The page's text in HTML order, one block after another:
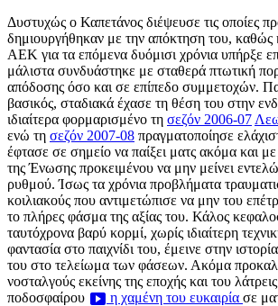
Δυστυχώς ο Καπετάνος διέψευσε τις οποίες
δημιουργήθηκαν με την απόκτηση του, καθώς
ΑΕΚ για τα επόμενα δυόμισι χρόνια υπήρξε
μάλιστα συνδυάστηκε με σταθερά πτωτική
απόδοσης όσο και σε επίπεδο συμμετοχών.
βασικός, σταδιακά έχασε τη θέση του στην
ιδιαίτερα φορμαρισμένο τη σεζόν 2006-07
ενώ τη σεζόν 2007-08 πραγματοποίησε
έφτασε σε σημείο να παίξει ματς ακόμα και
της Ένωσης προκειμένου να μην μείνει
ρυθμού. Ίσως τα χρόνια προβλήματα
κοιλιακούς που αντιμετώπισε να μην του
το πλήρες φάσμα της αξίας του. Κάλος
ταυτόχρονα βαρύ κορμί, χωρίς ιδιαίτερη
φαντασία στο παιχνίδι του, έμεινε στην
του στο τελείωμα των φάσεων. Ακόμα
νοσταλγούς εκείνης της εποχής και του
ποδοσφαίρου
η χαμένη του ευκαιρία σε